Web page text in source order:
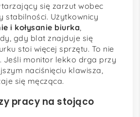
się zarzut wobec
stabilności. Użytkownicy
i kołysanie biurka
gdy blat znajduje się
stoi więcej sprzętu. To nie
Jeśli monitor lekko drga przy
naciśnięciu klawisza,
się męcząca.
pracy na stojąco